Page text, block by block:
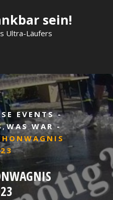
sein!
Ultra-Läufers
EVENTS - M
,WAS WAR -